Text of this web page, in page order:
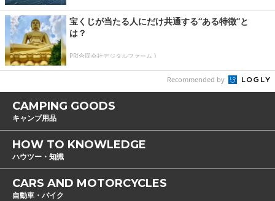
宝くじが当たる人にだけ共通する“ある特徴”と
は？
PR(合同会社デジタルファーム )
Recommended by
CAMPING GOODS
キャンプ用品
HOW TO KNOWLEDGE
ハウツー・知識
CARS AND MOTORCYCLES
自動車・バイク